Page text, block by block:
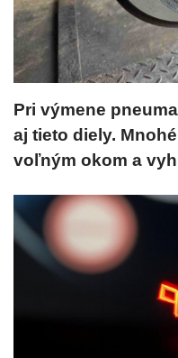
Pri výmene
aj tieto diely.
voľným okom a